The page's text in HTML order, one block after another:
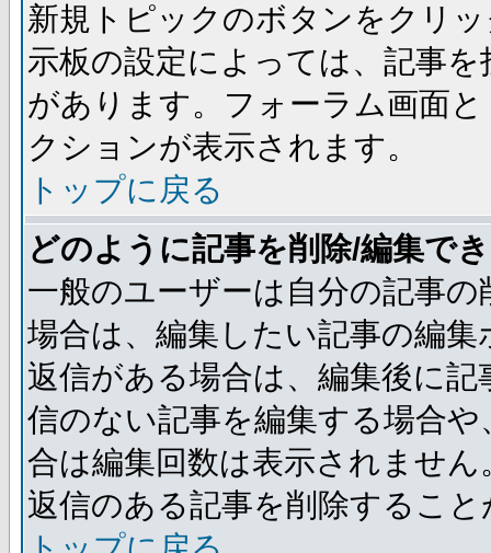
新規トピックのボタンをクリ
示板の設定によっては、記事
があります。フォーラム画面
クションが表示されます。
トップに戻る
どのように記事を削除/編集で
一般のユーザーは自分の記事
場合は、編集したい記事の編
返信がある場合は、編集後に
信のない記事を編集する場合
合は編集回数は表示されませ
返信のある記事を削除するこ